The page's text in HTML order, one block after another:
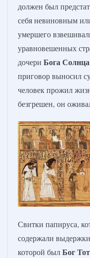
должен был
себя невиновным
умершего
уравновешенных
дочери Бога
приговор выносил
человек прожил
безгрешен, он
Свитки папируса,
содержали
которой былБог